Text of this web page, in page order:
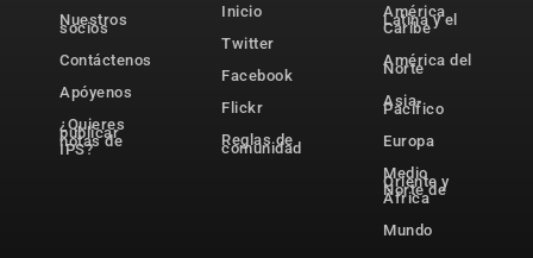
Nuestros
socios
Contáctenos
Apóyenos
¿Quieres
publicar
notas de
IPS?
Inicio
Twitter
Facebook
Flickr
Reglas de
comunidad
América
Latina y el
Caribe
América del
Norte
Asia-
Pacífico
Europa
Medio
Oriente y
Norte de
África
Mundo